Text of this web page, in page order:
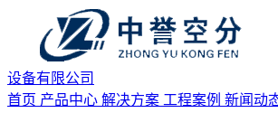
设备有限公司
首页 产品中心 解决方案 工程案例 新闻动